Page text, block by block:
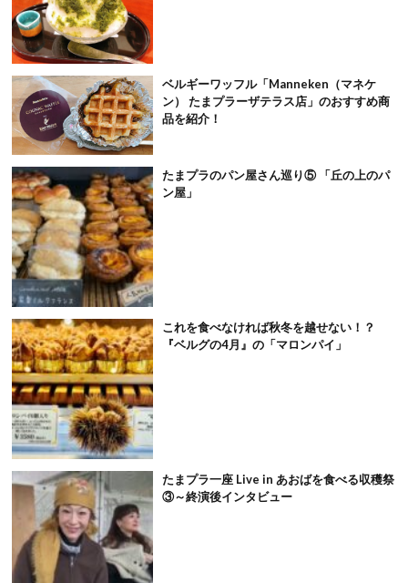
ベルギーワッフル「Manneken（マネケ
ン） たまプラーザテラス店」のおすすめ商
品を紹介！
たまプラのパン屋さん巡り⑤ 「丘の上のパ
ン屋」
これを食べなければ秋冬を越せない！？
『ベルグの4月』の「マロンパイ」
たまプラ一座 Live in あおばを食べる収穫祭
③～終演後インタビュー